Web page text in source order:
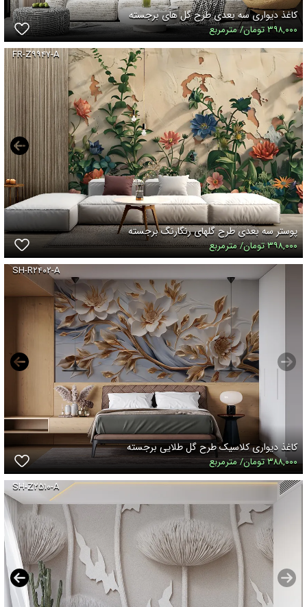
کاغذ دیواری سه بعدی طرح گل های برجسته
۳۹۸,۰۰۰ تومان/ مترمربع
FR-Z۹۹۴۷-A
پوستر سه بعدی طرح گلهای رنگارنگ برجسته
۳۹۸,۰۰۰ تومان/ مترمربع
SH-R۲۴۰۲-A
کاغذ دیواری کلاسیک طرح گل طلایی برجسته
۳۸۸,۰۰۰ تومان/ مترمربع
SH-Z۲۵۱۰-A